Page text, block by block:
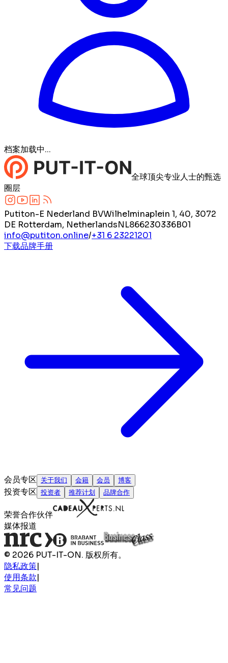
档案加载中...
全球顶尖专业人士的甄选
圈层
Putiton-E Nederland BVWilhelminaplein 1, 40, 3072
DE Rotterdam, NetherlandsNL866230336B01
info@putiton.online/+31 6 23221201
下载品牌手册
会员专区 关于我们 会籍 会员 博客
投资专区 投资者 推荐计划 品牌合作
荣誉合作伙伴
媒体报道
© 2026 PUT-IT-ON. 版权所有。
隐私政策|
使用条款|
常见问题